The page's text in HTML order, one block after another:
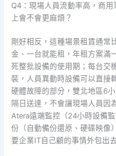
Q4：現場人員流動率高，商
上會不會更麻煩？
剛好相反，這種場景租賃通常
金、一台就能租，年租方案滿
死整批設備的使用期；每台交
裝，人員異動時設備可以直接
硬體故障的部分，雙北地區6
隔日送達，不會讓現場人員因
Atera遠端監控（24小時設備
份（自動備份還原、硬碟映像
要企業IT自己顧的事情外包出